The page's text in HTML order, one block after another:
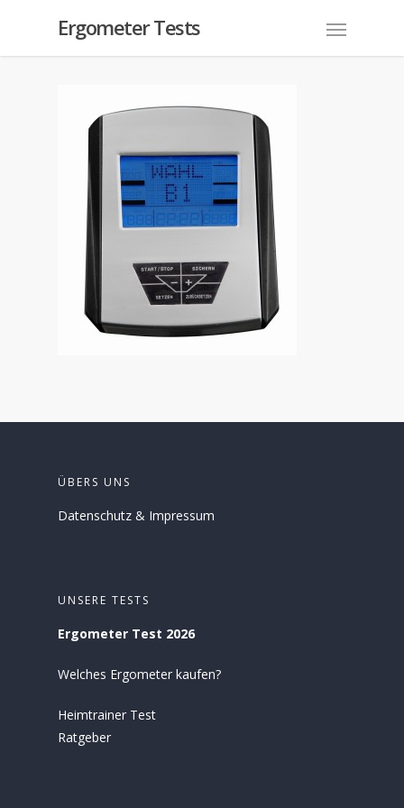
Ergometer Tests
ÜBERS UNS
Datenschutz & Impressum
UNSERE TESTS
Ergometer Test 2026
Welches Ergometer kaufen?
Heimtrainer Test
Ratgeber